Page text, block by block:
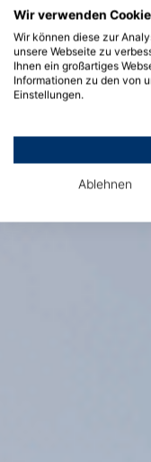
Wir verwenden
Wir können diese zur
unsere Webseite zu
Ihnen ein großartiges
Informationen zu den von
Einstellungen.
Ablehnen